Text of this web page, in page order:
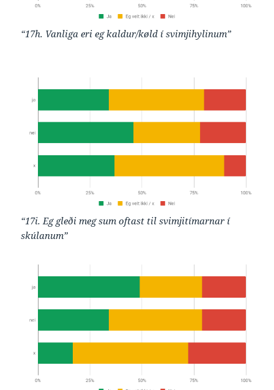
“17h. Vanliga eri eg kaldur/køld í svimjihylinum”
“17i. Eg gleði meg sum oftast til svimjitímarnar í
skúlanum”